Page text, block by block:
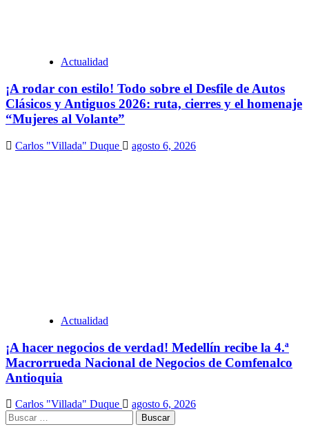
Actualidad
¡A rodar con estilo! Todo sobre el Desfile de Autos
Clásicos y Antiguos 2026: ruta, cierres y el homenaje
“Mujeres al Volante”
Carlos "Villada" Duque agosto 6, 2026
Actualidad
¡A hacer negocios de verdad! Medellín recibe la 4.ª
Macrorrueda Nacional de Negocios de Comfenalco
Antioquia
Carlos "Villada" Duque
agosto 6, 2026
Buscar: